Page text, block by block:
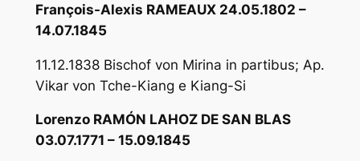
François-Alexis RAMEAUX 24.05.1802 –
14.07.1845
11.12.1838 Bischof von Mirina in partibus; Ap.
Vikar von Tche-Kiang e Kiang-Si
Lorenzo RAMÓN LAHOZ DE SAN BLAS
03.07.1771 – 15.09.1845